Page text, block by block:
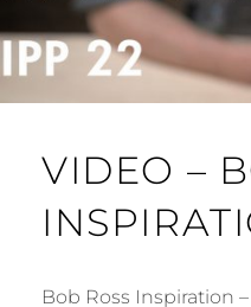
VIDEO –
Bob Ross Inspiration